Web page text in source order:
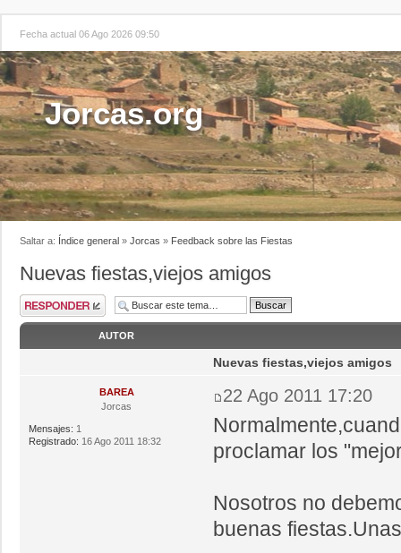
Fecha actual 06 Ago 2026 09:50
Jorcas.org
Saltar a: Índice general » Jorcas » Feedback sobre las Fiestas
Nuevas fiestas,viejos amigos
AUTOR
BAREA
Jorcas
Mensajes: 1
Registrado: 16 Ago 2011 18:32
Nuevas fiestas,viejos amigos
22 Ago 2011 17:20
proclamar los
Nosotros no
buenas